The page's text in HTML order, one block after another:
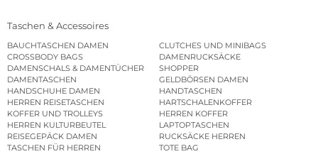
Taschen & Accessoires
BAUCHTASCHEN DAMEN
CLUTCHES UND MINIBAGS
CROSSBODY BAGS
DAMENRUCKSÄCKE
DAMENSCHALS & DAMENTÜCHER
SHOPPER
DAMENTASCHEN
GELDBÖRSEN DAMEN
HANDSCHUHE DAMEN
HANDTASCHEN
HERREN REISETASCHEN
HARTSCHALENKOFFER
KOFFER UND TROLLEYS
HERREN KOFFER
HERREN KULTURBEUTEL
LAPTOPTASCHEN
REISEGEPÄCK DAMEN
RUCKSÄCKE HERREN
TASCHEN FÜR HERREN
TOTE BAG